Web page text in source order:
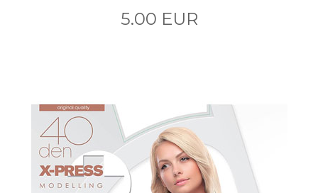
5.00 EUR